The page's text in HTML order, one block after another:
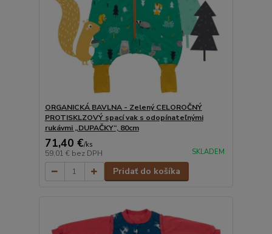
ORGANICKÁ BAVLNA - Zelený CELOROČNÝ
PROTISKLZOVÝ spací vak s odopínateľnými
rukávmi „DUPAČKY“, 80cm
71,40 €/ks
59,01 € bez DPH SKLADEM
Pridať do košíka